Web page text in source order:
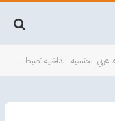
الجنسية..الداخلية تضبط شبكة نصب إلكتروني